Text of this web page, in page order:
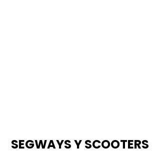
SEGWAYS Y SCOOTERS